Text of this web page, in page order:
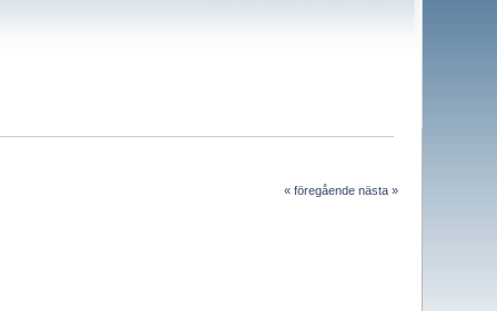
« föregående nästa »